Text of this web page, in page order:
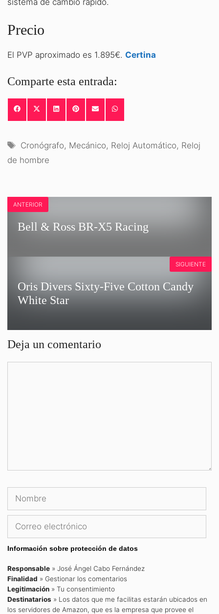
Precio
El PVP aproximado es 1.895€. Certina
Comparte esta entrada:
COMPARTIR
EN
COMPARTIR
EN
(TWITTER)
COMPARTIR
EN
COMPARTIR
EN
COMPARTIR
EN
EN
Etiquetas
Cronógrafo, Mecánico, Reloj Automático, Reloj
de hombre
ANTERIOR
Bell & Ross BR-X5 Racing
Oris Divers Sixty-Five Cotton Candy
White Star
SIGUIENTE
Deja un comentario
Nombre
Información sobre protección de datos
Responsable » José Ángel Cabo Fernández
Finalidad » Gestionar los comentarios
Legitimación » Tu consentimiento
Destinatarios » Los datos que me facilitas estarán ubicados en
los servidores de Amazon, que es la empresa que provee el